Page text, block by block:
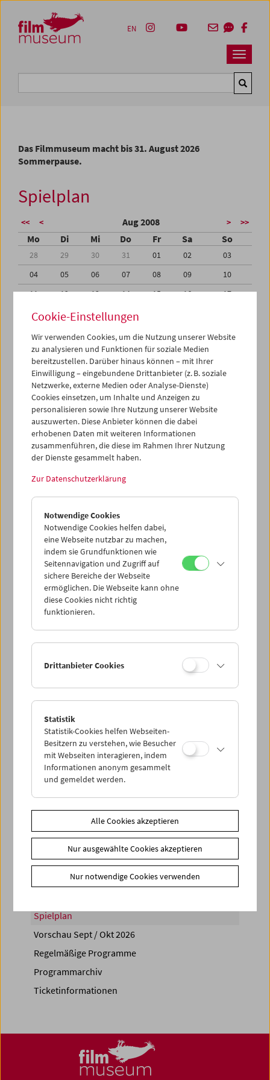
Zum Inhalt
Zum Hauptmenü
Zur Servicenavigation
Zum Suche
Navbar
EN
Das Filmmuseum macht bis 31. August 2026
Sommerpause.
Spielplan
<< < Aug 2008 > >>
Mo Di Mi Do Fr Sa So
28 29 30 31 01 02
03
04
05 06 07 08 09
10
11
12 13 14 15 16
17
18
19 20 21
25
27 29
31
01
02 03 04 05 06
iCalender
Programmheft-PDF
English language or subtitles
< Vorherige Woche
Mo 25.8.
Di 26.8.
Mi 27.8.
Do 28.8.
Sa 30.8.
PROGRAMM ÜBERBLICK
Share on
Spielplan
Vorschau Sept / Okt 2026
Regelmäßige Programme
Programmarchiv
Ticketinformationen
Cookie-Einstellungen
Wir verwenden Cookies, um die Nutzung unserer Website
zu analysieren und Funktionen für soziale Medien
bereitzustellen. Darüber hinaus können – mit Ihrer
Einwilligung – eingebundene Drittanbieter (z. B. soziale
Netzwerke, externe Medien oder Analyse-Dienste)
Cookies einsetzen, um Inhalte und Anzeigen zu
personalisieren sowie Ihre Nutzung unserer Website
auszuwerten. Diese Anbieter können die dabei
erhobenen Daten mit weiteren Informationen
zusammenführen, die diese im Rahmen Ihrer Nutzung
der Dienste gesammelt haben.
Zur Datenschutzerklärung
Notwendige Cookies
Notwendige Cookies helfen dabei,
eine Webseite nutzbar zu machen,
indem sie Grundfunktionen wie
Seitennavigation und Zugriff auf
sichere Bereiche der Webseite
ermöglichen. Die Webseite kann ohne
diese Cookies nicht richtig
funktionieren.
Drittanbieter Cookies
Statistik
Statistik-Cookies helfen Webseiten-
Besitzern zu verstehen, wie Besucher
mit Webseiten interagieren, indem
Informationen anonym gesammelt
und gemeldet werden.
Alle Cookies akzeptieren
Nur ausgewählte Cookies akzeptieren
Nur notwendige Cookies verwenden